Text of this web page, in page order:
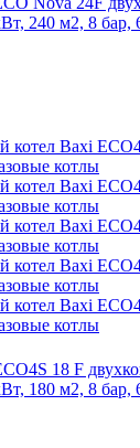
240 м2, 8 бар,
18 F
180 м2, 8 бар,